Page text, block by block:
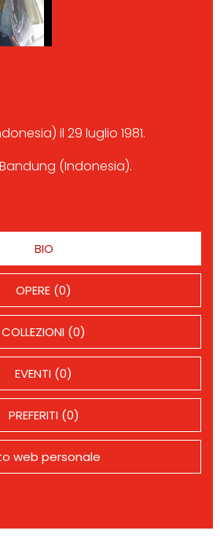
il 29 luglio 1981.
(Indonesia).
BIO
OPERE (0)
COLLEZIONI (0)
EVENTI (0)
PREFERITI (0)
web personale